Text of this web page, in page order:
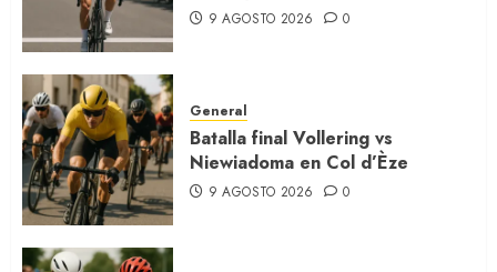
9 AGOSTO 2026 0
General
Batalla final Vollering vs
Niewiadoma en Col d’Èze
9 AGOSTO 2026 0